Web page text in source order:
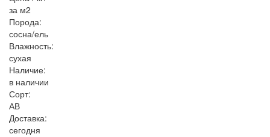
за м2
Порода:
сосна/ель
Влажность:
сухая
Наличие:
в наличии
Сорт:
АВ
Доставка:
сегодня